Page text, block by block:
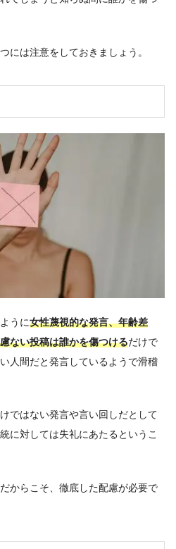
には注意をしておきましょう。
うに女性蔑視的な発言、年齢差
ない投稿は誰かを傷つけるだけで
人間だと発言しているようで滑稽
ではない発言や言い回しだとして
に対しては失礼にあたるというこ
からこそ、徹底した配慮が必要で